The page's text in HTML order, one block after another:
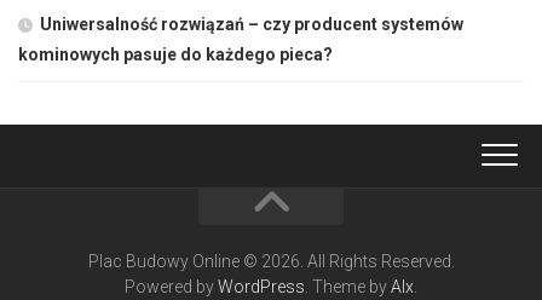
Uniwersalność rozwiązań – czy producent systemów
kominowych pasuje do każdego pieca?
Plac Budowy Online © 2026. All Rights Reserved.
Powered byWordPress. Theme byAlx.